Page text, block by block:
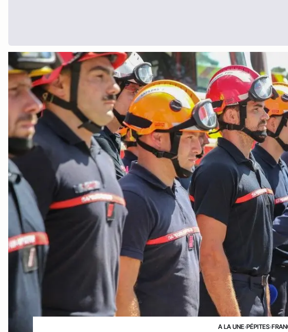
A LA UNE›PÉPITES›